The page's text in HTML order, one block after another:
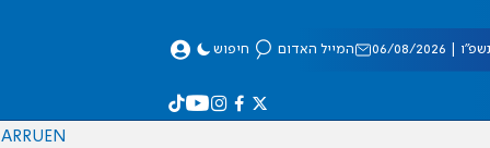
08/2026 המייל האדום חיפוש
EN
RU
AR